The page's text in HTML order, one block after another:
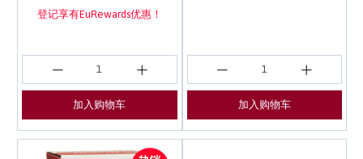
登记享有EuRewards优惠！
加入购物车 加入购物车